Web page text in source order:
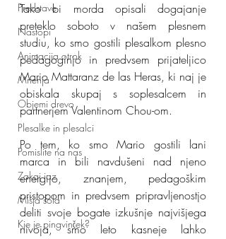
Predstave
Nastopi
Animacija otrok
Mnenja
Objemi drevo
Plesalke in plesalci
Pomislite na nas
Zakaj jaz
Mišja šola
Kje je pingvinček?
Tako bi morda opisali dogajanje
preteklo soboto v našem plesnem
studiu, ko smo gostili plesalkom plesno
pedagoginjo in predvsem prijateljico
Mario Mattaranz de las Heras, ki naj je
obiskala skupaj s soplesalcem in
partnerjem Valentinom Chou-om.
Po tem, ko smo Mario gostili lani
marca in bili navdušeni nad njeno
energijo, znanjem, pedagoškim
pristopom in predvsem pripravljenostjo
deliti svoje bogate izkušnje najvišjega
nivoja, smo leto kasneje lahko